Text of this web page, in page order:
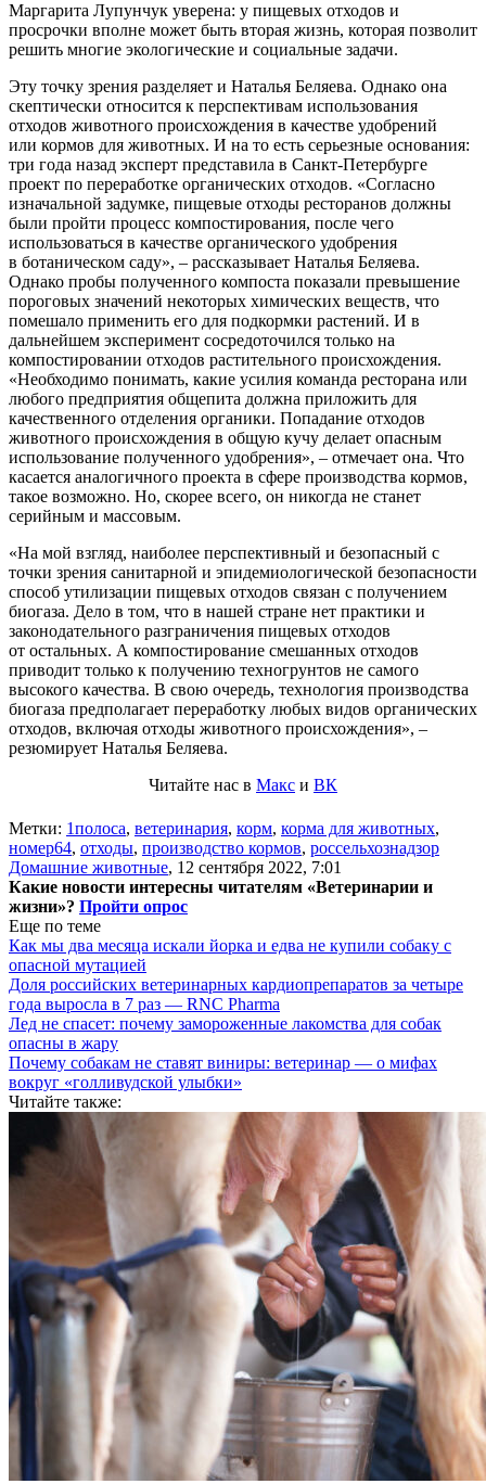
Маргарита Лупунчук уверена: у пищевых отходов и
просрочки вполне может быть вторая жизнь, которая позволит
решить многие экологические и социальные задачи.
Эту точку зрения разделяет и Наталья Беляева. Однако она
скептически относится к перспективам использования
отходов животного происхождения в качестве удобрений
или кормов для животных. И на то есть серьезные основания:
три года назад эксперт представила в Санкт-Петербурге
проект по переработке органических отходов. «Согласно
изначальной задумке, пищевые отходы ресторанов должны
были пройти процесс компостирования, после чего
использоваться в качестве органического удобрения
в ботаническом саду», – рассказывает Наталья Беляева.
Однако пробы полученного компоста показали превышение
пороговых значений некоторых химических веществ, что
помешало применить его для подкормки растений. И в
дальнейшем эксперимент сосредоточился только на
компостировании отходов растительного происхождения.
«Необходимо понимать, какие усилия команда ресторана или
любого предприятия общепита должна приложить для
качественного отделения органики. Попадание отходов
животного происхождения в общую кучу делает опасным
использование полученного удобрения», – отмечает она. Что
касается аналогичного проекта в сфере производства кормов,
такое возможно. Но, скорее всего, он никогда не станет
серийным и массовым.
«На мой взгляд, наиболее перспективный и безопасный с
точки зрения санитарной и эпидемиологической безопасности
способ утилизации пищевых отходов связан с получением
биогаза. Дело в том, что в нашей стране нет практики и
законодательного разграничения пищевых отходов
от остальных. А компостирование смешанных отходов
приводит только к получению техногрунтов не самого
высокого качества. В свою очередь, технология производства
биогаза предполагает переработку любых видов органических
отходов, включая отходы животного происхождения», –
резюмирует Наталья Беляева.
Читайте нас в Макс и ВК
Метки: 1полоса, ветеринария, корм, корма для животных,
номер64, отходы, производство кормов, россельхознадзор
Домашние животные, 12 сентября 2022, 7:01
Какие новости интересны читателям «Ветеринарии и
жизни»? Пройти опрос
Еще по теме
Как мы два месяца искали йорка и едва не купили собаку с
опасной мутацией
Доля российских ветеринарных кардиопрепаратов за четыре
года выросла в 7 раз — RNC Pharma
Лед не спасет: почему замороженные лакомства для собак
опасны в жару
Почему собакам не ставят виниры: ветеринар — о мифах
вокруг «голливудской улыбки»
Читайте также: